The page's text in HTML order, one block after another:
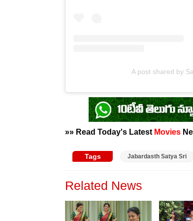
A post shared by
»» Read Today's Latest Movies
Tags Jabardasth Satya Sri
Related News